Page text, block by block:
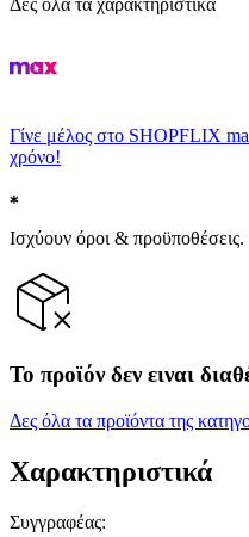
Γίνε μέλος στο SHOPFLIX
χρόνο!
Ισχύουν όροι & προϋποθέσεις.
Το προϊόν δεν ειναι
Δες όλα τα προϊόντα της
Χαρακτηριστικά
Συγγραφέας: